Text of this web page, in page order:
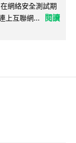
網絡安全測試期
上互聯網...
閱讀